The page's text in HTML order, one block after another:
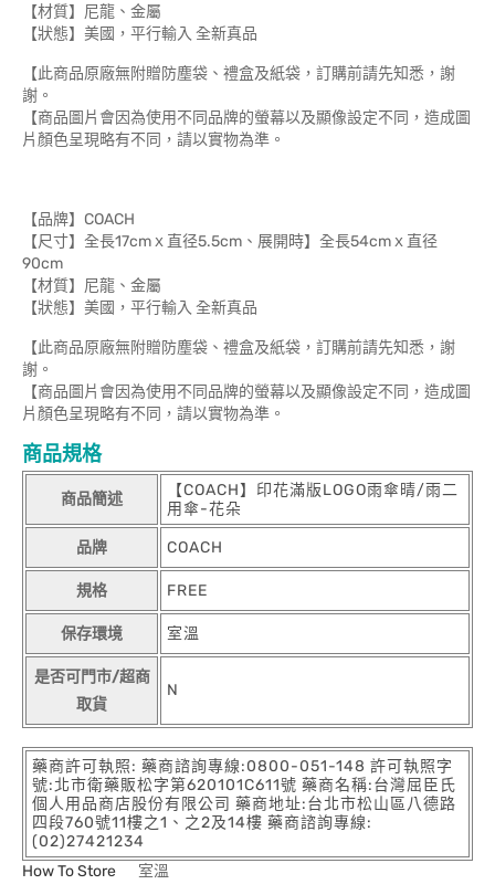
【材質】尼龍、金屬
【狀態】美國，平行輸入 全新真品
【此商品原廠無附贈防塵袋、禮盒及紙袋，訂購前請先知悉，謝
謝。
【商品圖片會因為使用不同品牌的螢幕以及顯像設定不同，造成圖
片顏色呈現略有不同，請以實物為準。
【品牌】COACH
【尺寸】全長17cmｘ直径5.5cm、展開時】全長54cmｘ直径
90cm
【材質】尼龍、金屬
【狀態】美國，平行輸入 全新真品
【此商品原廠無附贈防塵袋、禮盒及紙袋，訂購前請先知悉，謝
謝。
【商品圖片會因為使用不同品牌的螢幕以及顯像設定不同，造成圖
片顏色呈現略有不同，請以實物為準。
商品規格
商品簡述
【COACH】印花滿版LOGO雨傘晴/雨二
用傘-花朵
品牌 COACH
規格 FREE
保存環境 室溫
是否可門市/超商
取貨
N
藥商許可執照: 藥商諮詢專線:0800-051-148 許可執照字
號:北市衛藥販松字第620101C611號 藥商名稱:台灣屈臣氏
個人用品商店股份有限公司 藥商地址:台北市松山區八德路
四段760號11樓之1、之2及14樓 藥商諮詢專線:
(02)27421234
How To Store
室溫